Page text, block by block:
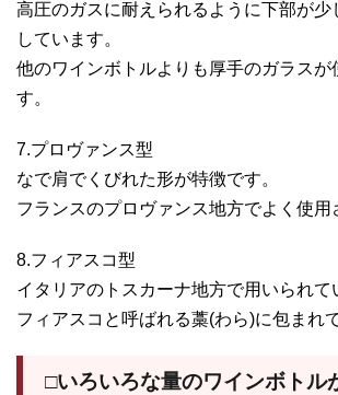
高圧のガスに耐えられるように下部が少
しています。
他のワインボトルよりも厚手のガラスが
す。
7.プロヴァンス型
なで肩でくびれた形が特徴です。
フランスのプロヴァンス地方でよく使用
8.フィアスコ型
イタリアのトスカーナ地方で用いられて
フィアスコと呼ばれる藁(わら)に包まれ
□いろいろな量のワインボトル